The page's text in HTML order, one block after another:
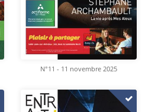
N°11 - 11 novembre 2025